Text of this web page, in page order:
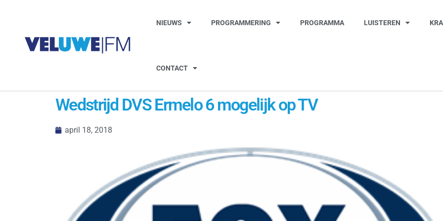
NIEUWS PROGRAMMERING PROGRAMMA LUISTEREN
CONTACT
Wedstrijd DVS Ermelo 6 mogelijk op TV
april 18, 2018